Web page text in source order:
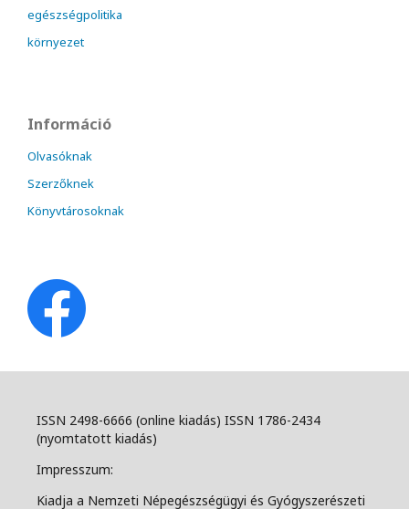
egészségpolitika
környezet
Információ
Olvasóknak
Szerzőknek
Könyvtárosoknak
ISSN 2498-6666 (online kiadás) ISSN 1786-2434
(nyomtatott kiadás)
Impresszum:
Kiadja a Nemzeti Népegészségügyi és Gyógyszerészeti